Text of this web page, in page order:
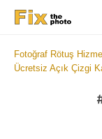
Fotoğraf Rötuş
Ücretsiz Açık Çizgi